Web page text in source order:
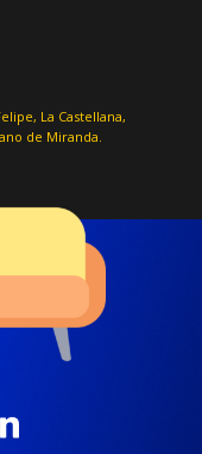
La Castellana,
de Miranda.